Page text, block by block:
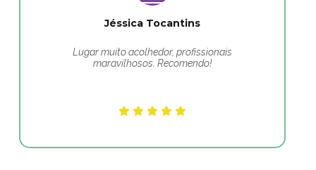
Jéssica Tocantins
Lugar muito acolhedor, profissionais
maravilhosos. Recomendo!